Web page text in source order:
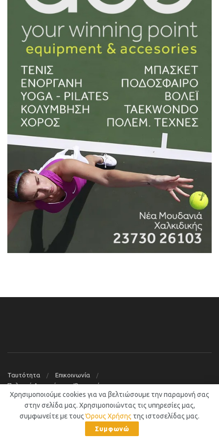
Ταυτότητα
Επικοινωνία
Πολιτική Απορρήτου – Όροι χρήσης
© 2019Νέα Μουδανιά Blog
Χρησιμοποιούμε cookies για να βελτιώσουμε την παραμονή σας
στην σελίδα μας. Χρησιμοποιώντας τις υπηρεσίες μας,
συμφωνείτε με τουςΌρους Χρήσης της ιστοσελίδας μας.
Συμφωνώ